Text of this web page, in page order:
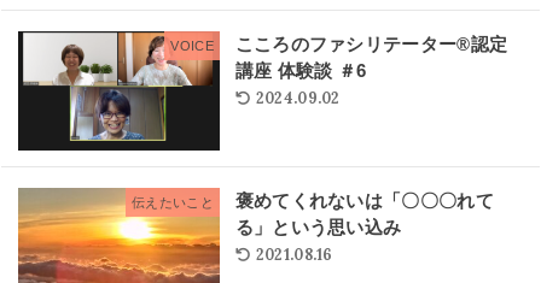
VOICE
こころのファシリテーター®認定
講座 体験談 ＃6
2024.09.02
伝えたいこと
褒めてくれないは「〇〇〇れて
る」という思い込み
2021.08.16